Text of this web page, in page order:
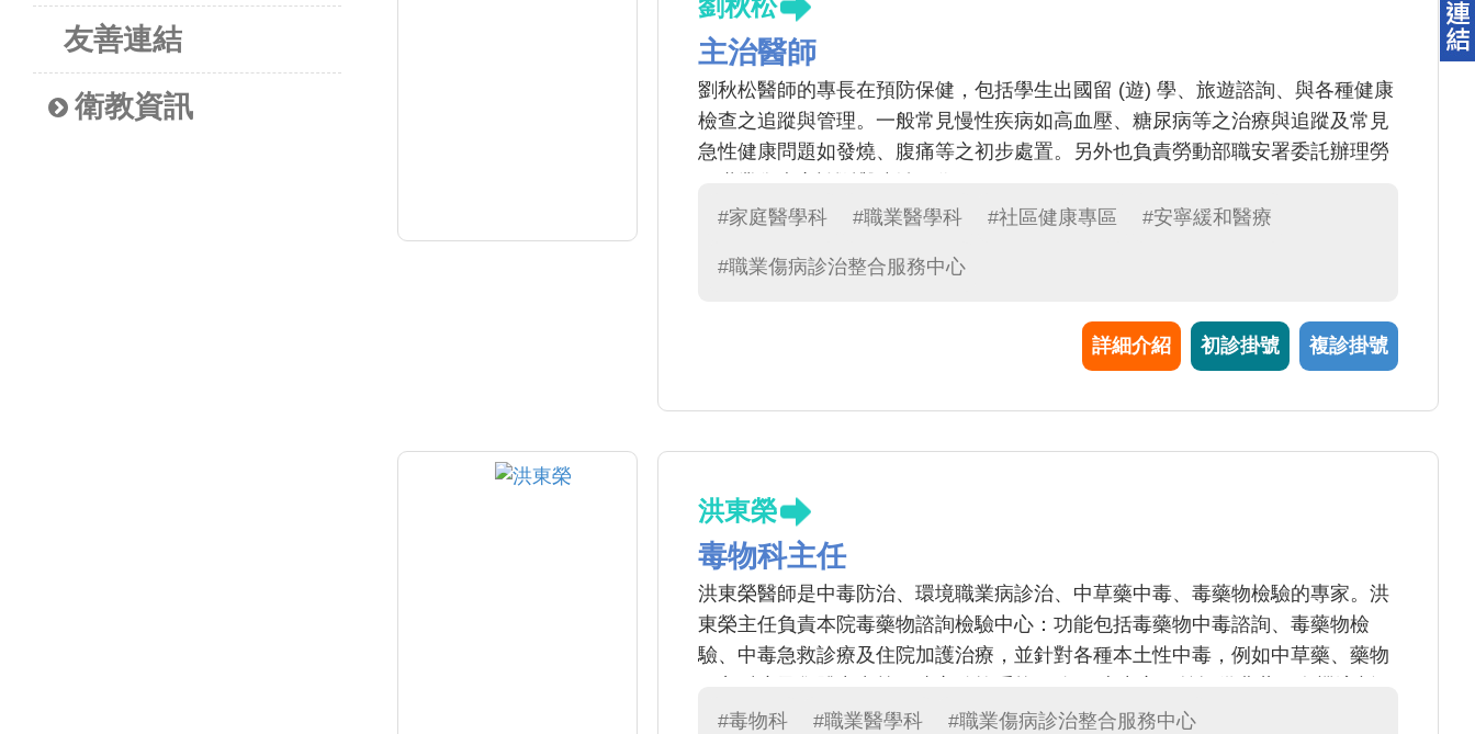
友善連結
衛教資訊
劉秋松
主治醫師
劉秋松醫師的專長在預防保健，包括學生出國留 (遊) 學、旅遊諮詢、與各種健康
檢查之追蹤與管理。一般常見慢性疾病如高血壓、糖尿病等之治療與追蹤及常見
急性健康問題如發燒、腹痛等之初步處置。另外也負責勞動部職安署委託辦理勞
#家庭醫學科
#職業醫學科 #社區健康專區 #安寧緩和醫療
#職業傷病診治整合服務中心
詳細介紹 初診掛號 複診掛號
洪東榮
毒物科主任
洪東榮醫師是中毒防治、環境職業病診治、中草藥中毒、毒藥物檢驗的專家。洪
東榮主任負責本院毒藥物諮詢檢驗中心：功能包括毒藥物中毒諮詢、毒藥物檢
驗、中毒急救診療及住院加護治療，並針對各種本土性中毒，例如中草藥、藥物
重金屬等相關毒藥物代檢服務；也將陸續開發新的毒藥物檢驗項目及開放民眾醫
#毒物科 #職業醫學科 #職業傷病診治整合服務中心